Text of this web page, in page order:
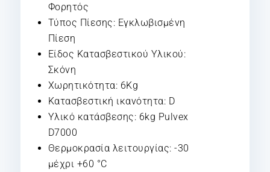
Φορητός
Τύπος Πίεσης: Εγκλωβισμένη
Πίεση
Είδος Κατασβεστικού Υλικού:
Σκόνη
Χωρητικότητα: 6Kg
Κατασβεστική ικανότητα: D
Υλικό κατάσβεσης: 6kg Pulvex
D7000
Θερμοκρασία λειτουργίας: -30
μέχρι +60 °C